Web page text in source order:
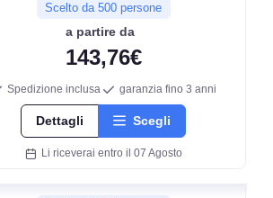
C
B
Scelto da 500 persone
a partire da
143,76€
Spedizione inclusa garanzia fino 3 anni
Dettagli Scegli
Li riceverai entro il 07 Agosto